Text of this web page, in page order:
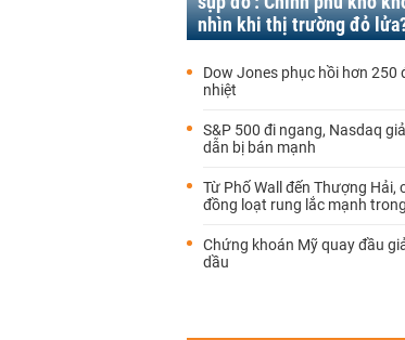
nhìn khi thị trường đỏ
Dow Jones phục hồi hơn 250
nhiệt
S&P 500 đi ngang, Nasdaq
dẫn bị bán mạnh
Từ Phố Wall đến Thượng Hải,
đồng loạt rung lắc mạnh
Chứng khoán Mỹ quay đầu
dầu